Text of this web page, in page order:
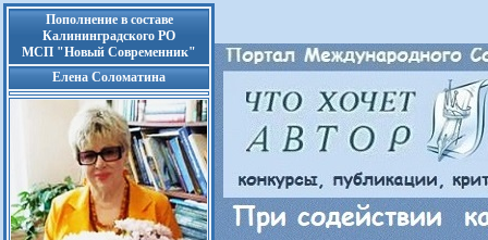
Пополнение в составе
Калининградского РО
МСП "Новый Современник"
Елена Соломатина